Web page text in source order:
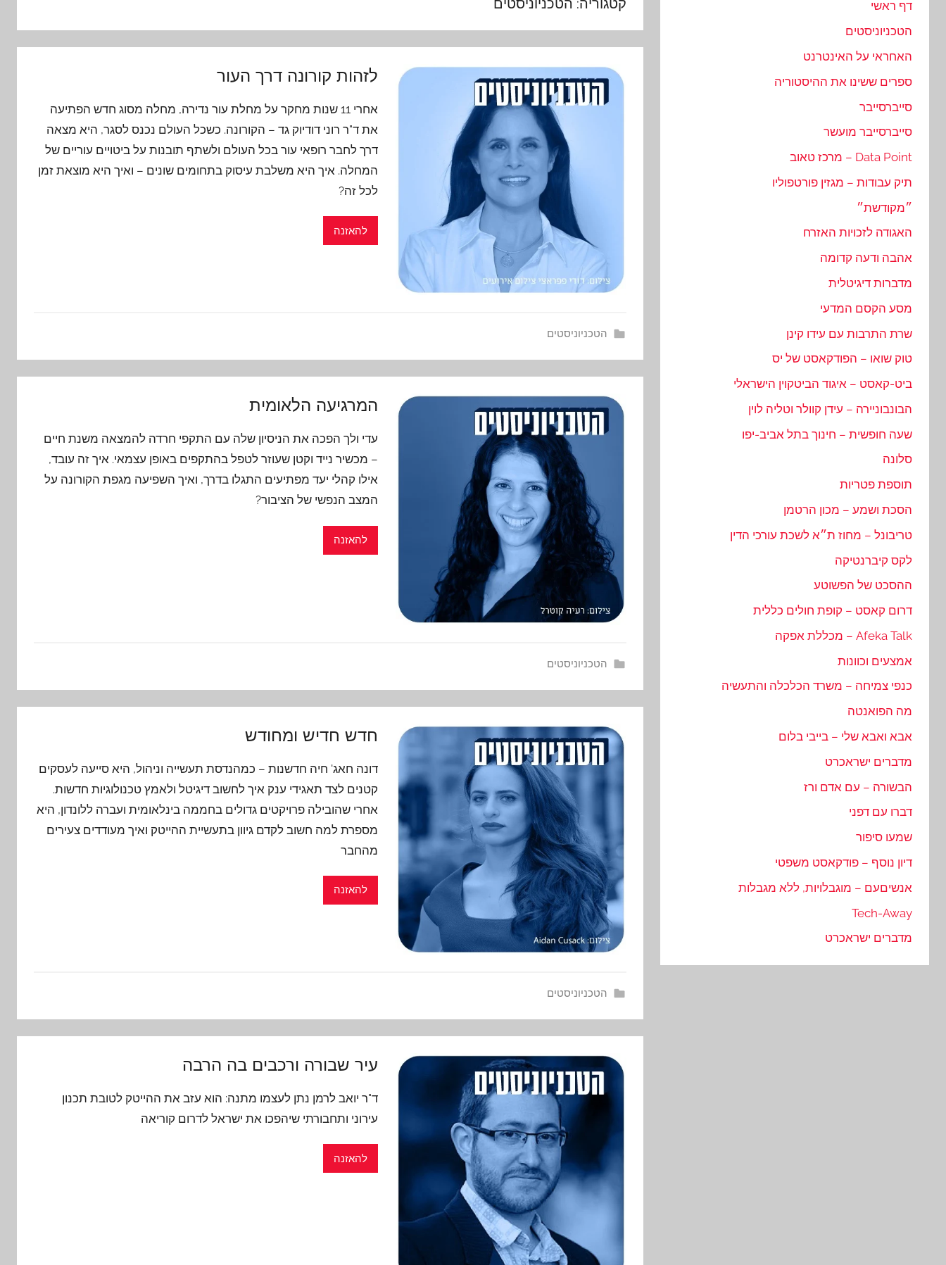
לזהות קורונה דרך העור
אחרי 11 שנות מחקר על מחלת עור נדירה, מחלה מסוג חדש הפתיעה
את ד"ר רוני דודיוק גד – הקורונה. כשכל העולם נכנס לסגר, היא מצאה
דרך לחבר רופאי עור בכל העולם ולשתף תובנות על ביטויים עוריים של
המחלה. איך היא משלבת עיסוק בתחומים שונים – ואיך היא מוצאת זמן
לכל זה?
להאזנה
הטכניוניסטים
המרגיעה הלאומית
עדי ולך הפכה את הניסיון שלה עם התקפי חרדה להמצאה משנת חיים
– מכשיר נייד וקטן שעוזר לטפל בהתקפים באופן עצמאי. איך זה עובד,
אילו קהלי יעד מפתיעים התגלו בדרך, ואיך השפיעה מגפת הקורונה על
המצב הנפשי של הציבור?
להאזנה
הטכניוניסטים
חדש חדיש ומחודש
דונה חאג' חיה חדשנות – כמהנדסת תעשייה וניהול, היא סייעה לעסקים
קטנים לצד תאגידי ענק איך לחשוב דיגיטל ולאמץ טכנולוגיות חדשות.
אחרי שהובילה פרויקטים גדולים בחממה בינלאומית ועברה ללונדון, היא
מספרת למה חשוב לקדם גיוון בתעשיית ההייטק ואיך מעודדים צעירים
מהחבר
להאזנה
הטכניוניסטים
עיר שבורה ורכבים בה הרבה
ד"ר יואב לרמן נתן לעצמו מתנה: הוא עזב את ההייטק לטובת תכנון
עירוני ותחבורתי שיהפכו את ישראל לדרום קוריאה
להאזנה
דף ראשי
הטכניוניסטים
האחראי על האינטרנט
ספרים ששינו את ההיסטוריה
סייברסייבר
סייברסייבר מועשר
Data Point – מרכז טאוב
תיק עבודות – מגזין פורטפוליו
״מקודשת״
האגודה לזכויות האזרח
אהבה ודעה קדומה
מדברות דיגיטלית
מסע הקסם המדעי
שרת התרבות עם עידו קינן
טוק שואו – הפודקאסט של יס
ביט-קאסט – איגוד הביטקוין הישראלי
הבונבוניירה – עידן קוולר וטליה לוין
שעה חופשית – חינוך בתל אביב-יפו
סלונה
תוספת פטריות
הסכת ושמע – מכון הרטמן
טריבונל – מחוז ת״א לשכת עורכי הדין
לקס קיברנטיקה
ההסכט של הפשוטע
דרום קאסט – קופת חולים כללית
Afeka Talk – מכללת אפקה
אמצעים וכוונות
כנפי צמיחה – משרד הכלכלה והתעשיה
מה הפואנטה
אבא ואבא שלי – בייבי בלום
מדברים ישראכרט
הבשורה – עם אדם ורז
דברו עם דפני
שמעו סיפור
דיון נוסף – פודקאסט משפטי
אנשיםעם – מוגבלויות, ללא מגבלות
Tech-Away
מדברים ישראכרט